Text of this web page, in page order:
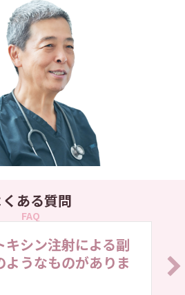
くある質問
FAQ
キシン注射による副
ようなものがありま